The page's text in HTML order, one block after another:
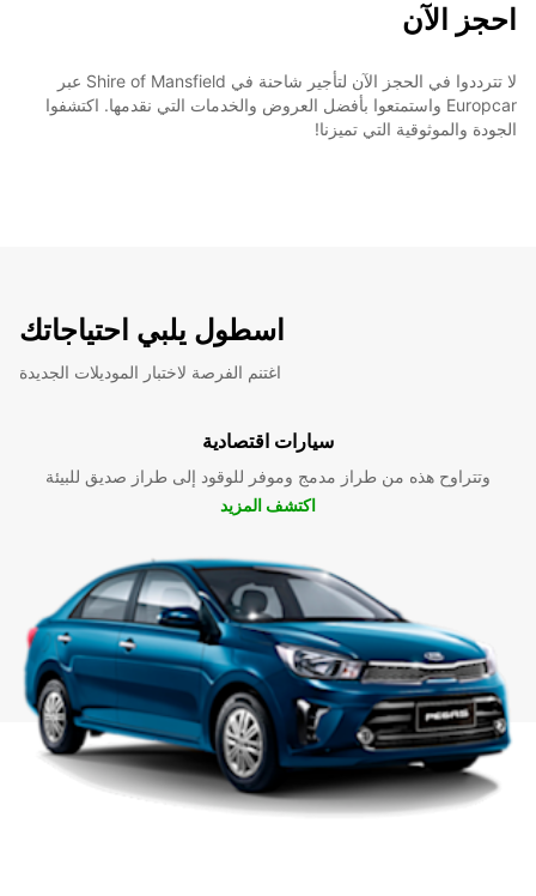
احجز الآن
لا تترددوا في الحجز الآن لتأجير شاحنة في Shire of Mansfield عبر
Europcar واستمتعوا بأفضل العروض والخدمات التي نقدمها. اكتشفوا
الجودة والموثوقية التي تميزنا!
اسطول يلبي احتياجاتك
اغتنم الفرصة لاختبار الموديلات الجديدة
سيارات اقتصادية
وتتراوح هذه من طراز مدمج وموفر للوقود إلى طراز صديق للبيئة
اكتشف المزيد